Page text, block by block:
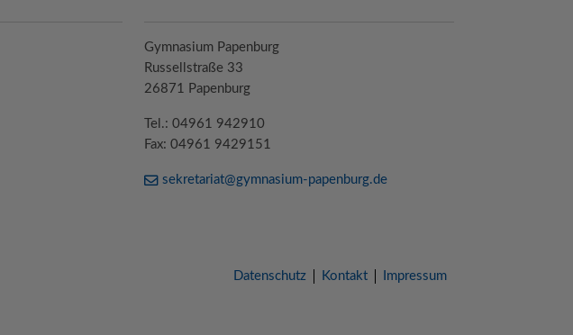
Gymnasium Papenburg
Russellstraße 33
26871 Papenburg
Tel.: 04961 942910
Fax: 04961 9429151
sekretariat@gymnasium-papenburg.de
Datenschutz Kontakt Impressum